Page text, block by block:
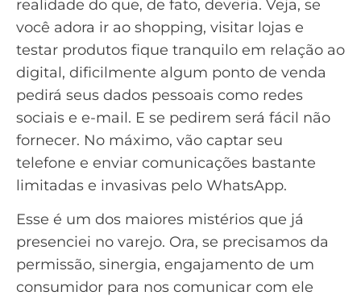
realidade do que, de fato, deveria. Veja, se
você adora ir ao shopping, visitar lojas e
testar produtos fique tranquilo em relação ao
digital, dificilmente algum ponto de venda
pedirá seus dados pessoais como redes
sociais e e-mail. E se pedirem será fácil não
fornecer. No máximo, vão captar seu
telefone e enviar comunicações bastante
limitadas e invasivas pelo WhatsApp.
Esse é um dos maiores mistérios que já
presenciei no varejo. Ora, se precisamos da
permissão, sinergia, engajamento de um
consumidor para nos comunicar com ele